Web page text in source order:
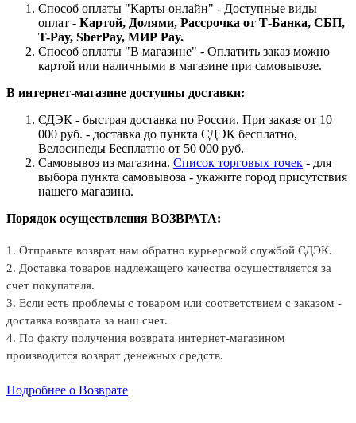
Способ оплаты "Карты онлайн" - Доступные виды
оплат - Картой, Долями, Рассрочка от Т-Банка, СБП,
T-Pay, SberPay, МИР Pay.
Способ оплаты "В магазине" - Оплатить заказ можно
картой или наличными в магазине при самовывозе.
В интернет-магазине доступны доставки:
СДЭК - быстрая доставка по России. При заказе от 10
000 руб. - доставка до пункта СДЭК бесплатно,
Велосипеды Бесплатно от 50 000 руб.
Самовывоз из магазина. Список торговых точек - для
выбора пункта самовывоза - укажите город присутствия
нашего магазина.
Порядок осуществления ВОЗВРАТА:
1. Отправьте возврат нам обратно курьерской службой СДЭК.
2. Доставка товаров надлежащего качества осуществляется за
счет покупателя.
3. Если есть проблемы с товаром или соответствием с заказом -
доставка возврата за наш счет.
4. По факту получения возврата интернет-магазином
производится возврат денежных средств.
Подробнее о Возврате